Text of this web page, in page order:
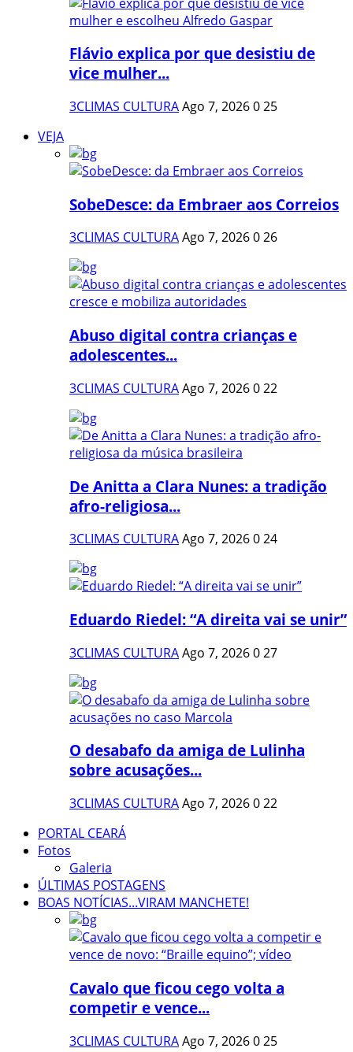
Flávio explica por que desistiu de
vice mulher...
3CLIMAS CULTURAAgo 7, 2026025
VEJA
SobeDesce: da Embraer aos Correios
3CLIMAS CULTURAAgo 7, 2026026
Abuso digital contra crianças e
adolescentes...
3CLIMAS CULTURAAgo 7, 2026022
De Anitta a Clara Nunes: a tradição
afro-religiosa...
3CLIMAS CULTURAAgo 7, 2026024
Eduardo Riedel: “A direita vai se unir”
3CLIMAS CULTURAAgo 7, 2026027
O desabafo da amiga de Lulinha
sobre acusações...
3CLIMAS CULTURAAgo 7, 2026022
PORTAL CEARÁ
Fotos
Galeria
ÚLTIMAS POSTAGENS
BOAS NOTÍCIAS...VIRAM MANCHETE!
Cavalo que ficou cego volta a
competir e vence...
3CLIMAS CULTURAAgo 7, 2026025